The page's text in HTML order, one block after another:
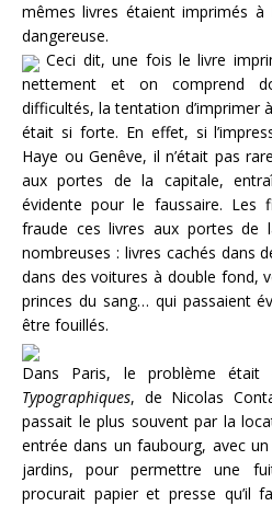
mêmes livres étaient imprimés
dangereuse.
Ceci dit, une fois le livre
nettement et on comprend
difficultés, la tentation d’imprimer
était si forte. En effet, si
Haye ou Genêve, il n’était pas
aux portes de la capitale,
évidente pour le faussaire. Les
fraude ces livres aux portes de
nombreuses : livres cachés dans
dans des voitures à double fond,
princes du sang… qui passaient
être fouillés.
Dans Paris, le problème était
Typographiques, de Nicolas
passait le plus souvent par la
entrée dans un faubourg, avec
jardins, pour permettre une
procurait papier et presse qu’il